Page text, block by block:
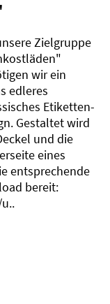
Zielgruppe
wir ein
edleres
Etiketten-
Gestaltet wird
und die
eines
entsprechende
bereit: